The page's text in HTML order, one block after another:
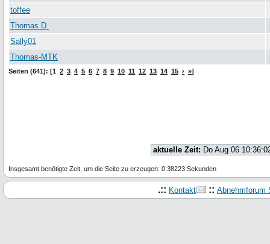
toffee
Thomas D.
Sally01
Thomas-MTK
Seiten (641): [1 2 3 4 5 6 7 8 9 10 11 12 13 14 15 › »]
aktuelle Zeit: Do Aug 06
Insgesamt benötigte Zeit, um die Seite zu erzeugen: 0.38223 Sekunden
.:: Kontakt :: Abnehmforum